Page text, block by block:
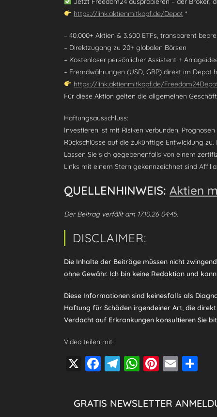
https://link.aktienmitkopf.de/Depot *
– 40.000+ Aktien & 3.600 ETFs, transparent
– Direktzugang zu 20+ globalen Börsen
– Kostenloser persönlicher Assistent +
– Fremdwährungen (USD, GBP) direkt im
https://link.aktienmitkopf.de/
Für diese Aktion gelten die allgemeinen
Haftungsausschluss:
Investieren ist mit Risiken verbunden.
Rückschlüsse auf die zukünftige Entwicklung
Lassen Sie sich gegebenenfalls von einem
Links mit einem Stern gekennzeichnet sind
QUELLENHINWEIS: Aktien
Der Beitrag verfällt am 17.10.26 04:45.
DISCLAIMER:
Die Inhalte der Beiträge müssen nicht
ohne Gewähr. Ich bin keine Redaktion und
Diese Informationen sind keinesfalls als
Haftung für Schäden irgendeiner Art, die
Verdacht auf Erkrankungen konsultieren Sie
Video teilen mit:
X
F
c
e
T
gr
W
s
Pi
e
E
l
n
GRATIS NEWSLETTER